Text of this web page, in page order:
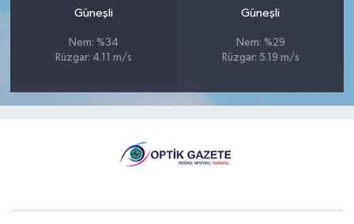
Güneşli
Nem: %34
Rüzgar: 4.11 m/s
Güneşli
Nem: %29
Rüzgar: 5.19 m/s